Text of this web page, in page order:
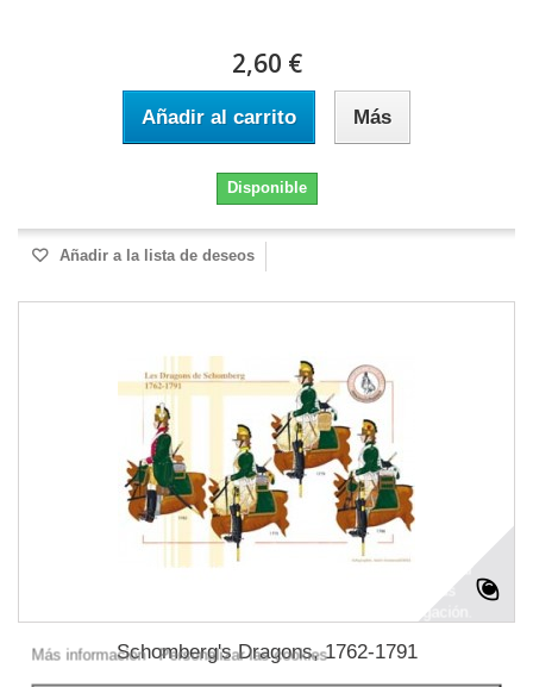
2,60 €
Añadir al carrito Más
Disponible
Añadir a la lista de deseos
Schomberg's Dragons, 1762-1791
Este sitio web utiliza cookies propias y de terceros para mejorar
nuestros servicios y mostrarle publicidad relacionada con sus
preferencias mediante el análisis de sus hábitos de navegación.
Más información Personalizar las cookies